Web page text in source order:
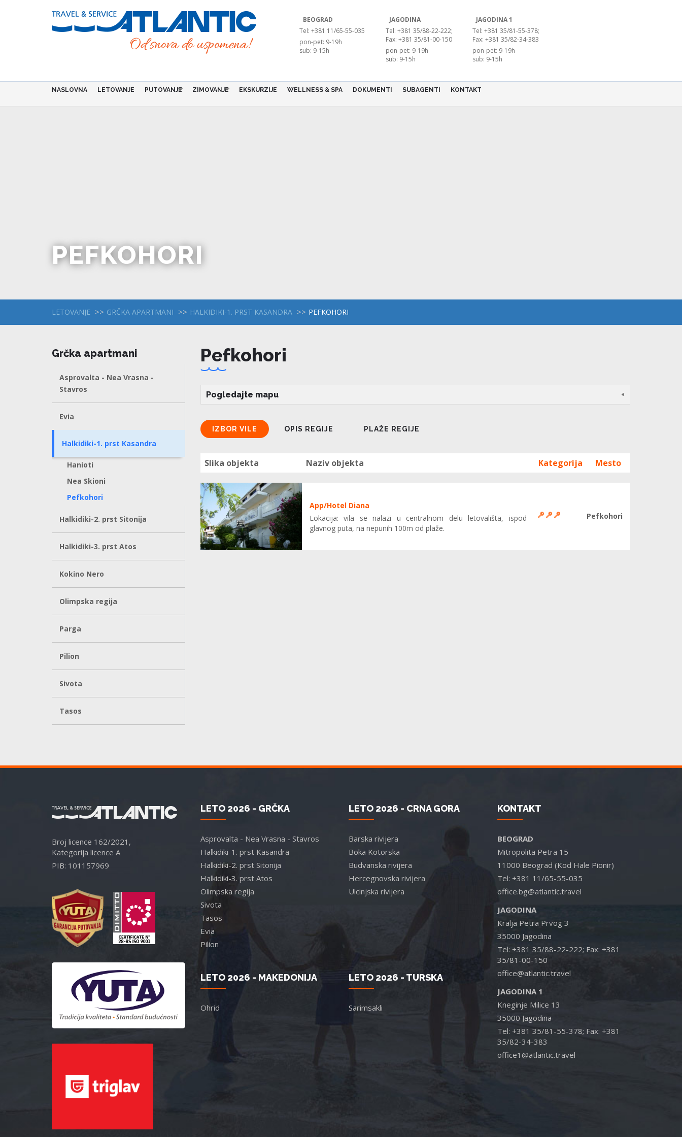
BEOGRAD
Tel: +381 11/65-55-035
pon-pet: 9-19h
sub: 9-15h
JAGODINA
Tel: +381 35/88-22-222;
Fax: +381 35/81-00-150
pon-pet: 9-19h
sub: 9-15h
JAGODINA 1
Tel: +381 35/81-55-378;
Fax: +381 35/82-34-383
pon-pet: 9-19h
sub: 9-15h
NASLOVNA LETOVANJE PUTOVANJE ZIMOVANJE EKSKURZIJE WELLNESS & SPA DOKUMENTI SUBAGENTI KONTAKT
PEFKOHORI
LETOVANJE GRČKA APARTMANI HALKIDIKI-1. PRST KASANDRA PEFKOHORI
Grčka apartmani
Asprovalta - Nea Vrasna -
Stavros
Evia
Halkidiki-1. prst Kasandra
Hanioti
Nea Skioni
Pefkohori
Halkidiki-2. prst Sitonija
Halkidiki-3. prst Atos
Kokino Nero
Olimpska regija
Parga
Pilion
Sivota
Tasos
Pefkohori
Pogledajte mapu
IZBOR VILE OPIS REGIJE PLAŽE REGIJE
Slika objekta Naziv objekta Kategorija Mesto
App/Hotel Diana
Lokacija: vila se nalazi u centralnom delu letovališta, ispod
glavnog puta, na nepunih 100m od plaže.
Pefkohori
Broj licence 162/2021,
Kategorija licence A
PIB: 101157969
LETO 2026 - GRČKA
Asprovalta - Nea Vrasna - Stavros
Halkidiki-1. prst Kasandra
Halkidiki-2. prst Sitonija
Halkidiki-3. prst Atos
Olimpska regija
Sivota
Tasos
Evia
Pilion
LETO 2026 - CRNA GORA
Barska rivijera
Boka Kotorska
Budvanska rivijera
Hercegnovska rivijera
Ulcinjska rivijera
LETO 2026 - MAKEDONIJA
Ohrid
LETO 2026 - TURSKA
Sarimsakli
KONTAKT
BEOGRAD
Mitropolita Petra 15
11000 Beograd (Kod Hale Pionir)
Tel: +381 11/65-55-035
office.bg@atlantic.travel
JAGODINA
Kralja Petra Prvog 3
35000 Jagodina
Tel: +381 35/88-22-222; Fax: +381
35/81-00-150
office@atlantic.travel
JAGODINA 1
Kneginje Milice 13
35000 Jagodina
Tel: +381 35/81-55-378; Fax: +381
35/82-34-383
office1@atlantic.travel